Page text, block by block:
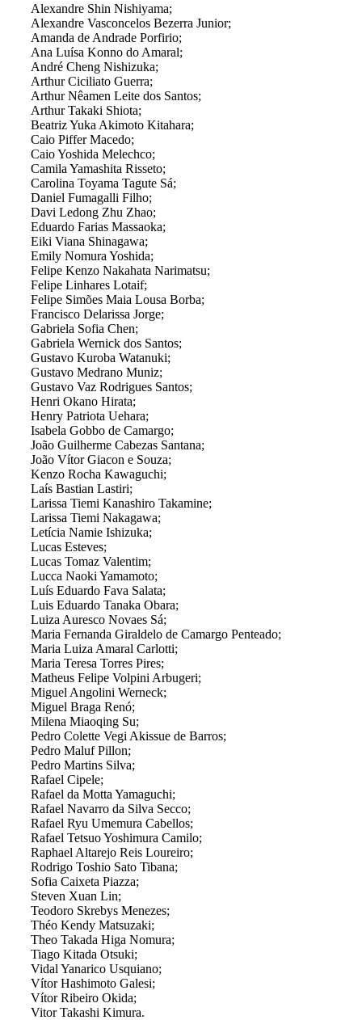
Alexandre Shin Nishiyama;
Alexandre Vasconcelos Bezerra Junior;
Amanda de Andrade Porfirio;
Ana Luísa Konno do Amaral;
André Cheng Nishizuka;
Arthur Ciciliato Guerra;
Arthur Nêamen Leite dos Santos;
Arthur Takaki Shiota;
Beatriz Yuka Akimoto Kitahara;
Caio Piffer Macedo;
Caio Yoshida Melechco;
Camila Yamashita Risseto;
Carolina Toyama Tagute Sá;
Daniel Fumagalli Filho;
Davi Ledong Zhu Zhao;
Eduardo Farias Massaoka;
Eiki Viana Shinagawa;
Emily Nomura Yoshida;
Felipe Kenzo Nakahata Narimatsu;
Felipe Linhares Lotaif;
Felipe Simões Maia Lousa Borba;
Francisco Delarissa Jorge;
Gabriela Sofia Chen;
Gabriela Wernick dos Santos;
Gustavo Kuroba Watanuki;
Gustavo Medrano Muniz;
Gustavo Vaz Rodrigues Santos;
Henri Okano Hirata;
Henry Patriota Uehara;
Isabela Gobbo de Camargo;
João Guilherme Cabezas Santana;
João Vítor Giacon e Souza;
Kenzo Rocha Kawaguchi;
Laís Bastian Lastiri;
Larissa Tiemi Kanashiro Takamine;
Larissa Tiemi Nakagawa;
Letícia Namie Ishizuka;
Lucas Esteves;
Lucas Tomaz Valentim;
Lucca Naoki Yamamoto;
Luís Eduardo Fava Salata;
Luis Eduardo Tanaka Obara;
Luiza Auresco Novaes Sá;
Maria Fernanda Giraldelo de Camargo Penteado;
Maria Luiza Amaral Carlotti;
Maria Teresa Torres Pires;
Matheus Felipe Volpini Arbugeri;
Miguel Angolini Werneck;
Miguel Braga Renó;
Milena Miaoqing Su;
Pedro Colette Vegi Akissue de Barros;
Pedro Maluf Pillon;
Pedro Martins Silva;
Rafael Cipele;
Rafael da Motta Yamaguchi;
Rafael Navarro da Silva Secco;
Rafael Ryu Umemura Cabellos;
Rafael Tetsuo Yoshimura Camilo;
Raphael Altarejo Reis Loureiro;
Rodrigo Toshio Sato Tibana;
Sofia Caixeta Piazza;
Steven Xuan Lin;
Teodoro Skrebys Menezes;
Théo Kendy Matsuzaki;
Theo Takada Higa Nomura;
Tiago Kitada Otsuki;
Vidal Yanarico Usquiano;
Vítor Hashimoto Galesi;
Vítor Ribeiro Okida;
Vitor Takashi Kimura.